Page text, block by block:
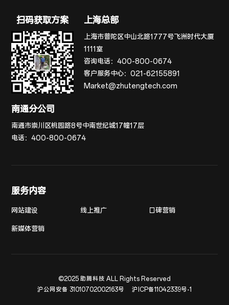
扫码获取方案 上海总部
上海市普陀区中山北路1777号飞洲时代大厦
1111室
咨询电话：400-800-0674
客户服务中心：021-62155891
Market@zhutengtech.com
南通分公司
南通市崇川区桃园路8号中南世纪城17幢17层
电话：400-800-0674
服务内容
网站建设 线上推广 口碑营销
新媒体营销
©2025 助腾科技 ALL Rights Reserved
沪公网安备 31010702002163号
沪ICP备11042339号-1